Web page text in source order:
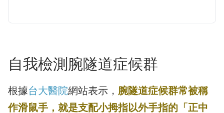
自我檢測腕隧道症候群
根據台大醫院網站表示， 腕隧道症候群常被稱
作滑鼠手，就是支配小拇指以外手指的「正中